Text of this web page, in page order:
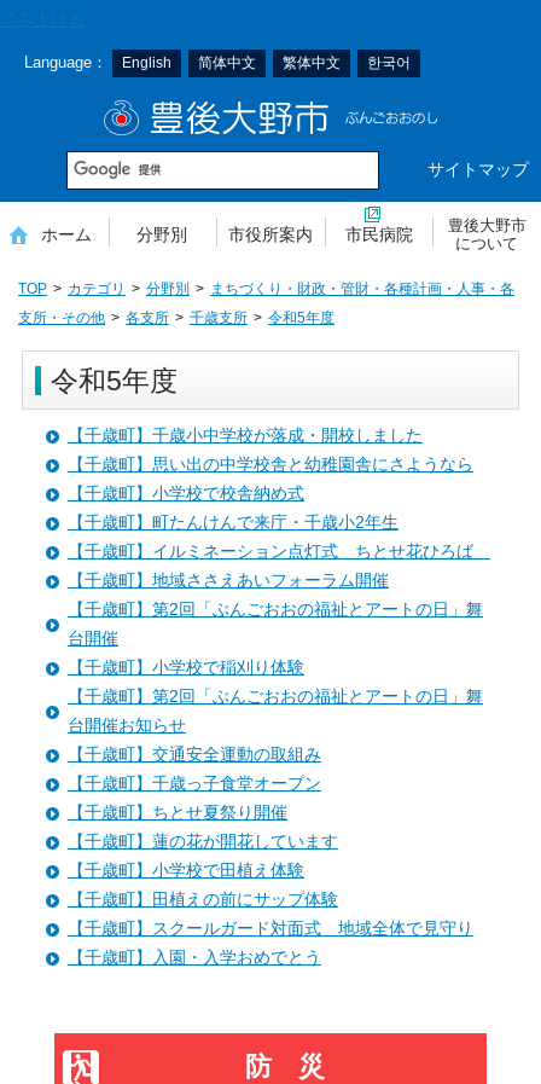
Language： English 简体中文 繁体中文 한국어
サイトマップ
ホーム 分野別 市役所案内 市民病院
豊後大野市
について
TOP カテゴリ 分野別
まちづくり・財政・管財・各種計画・人事・各
支所・その他
各支所 千歳支所 令和5年度
令和5年度
【千歳町】千歳小中学校が落成・開校しました
【千歳町】思い出の中学校舎と幼稚園舎にさようなら
【千歳町】小学校で校舎納め式
【千歳町】町たんけんで来庁・千歳小2年生
【千歳町】イルミネーション点灯式 ちとせ花ひろば
【千歳町】地域ささえあいフォーラム開催
【千歳町】第2回「ぶんごおおの福祉とアートの日」舞
台開催
【千歳町】小学校で稲刈り体験
【千歳町】第2回「ぶんごおおの福祉とアートの日」舞
台開催お知らせ
【千歳町】交通安全運動の取組み
【千歳町】千歳っ子食堂オープン
【千歳町】ちとせ夏祭り開催
【千歳町】蓮の花が開花しています
【千歳町】小学校で田植え体験
【千歳町】田植えの前にサップ体験
【千歳町】スクールガード対面式 地域全体で見守り
【千歳町】入園・入学おめでとう
防災